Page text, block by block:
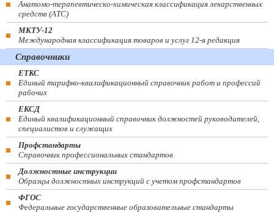
Анатомо-терапевтическо-химическая классификация лекарственных
средств (ATC)
МКТУ-12
Международная классификация товаров и услуг 12-я редакция
Справочники
ЕТКС
Единый тарифно-квалификационный справочник работ и профессий
рабочих
ЕКСД
Единый квалификационный справочник должностей руководителей,
специалистов и служащих
Профстандарты
Справочник профессиональных стандартов
Должностные инструкции
Образцы должностных инструкций с учетом профстандартов
ФГОС
Федеральные государственные образовательные стандарты